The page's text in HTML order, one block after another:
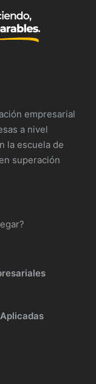
empresarial
a nivel
la escuela de
superación